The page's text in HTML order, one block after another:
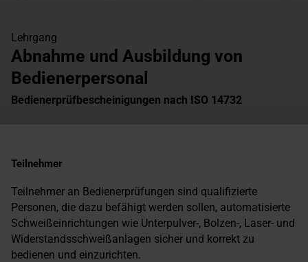
Lehrgang
Abnahme und Ausbildung von
Bedienerpersonal
Bedienerprüfbescheinigungen nach ISO 14732
Teilnehmer
Teilnehmer an Bedienerprüfungen sind qualifizierte
Personen, die dazu befähigt werden sollen, automatisierte
Schweißeinrichtungen wie Unterpulver-, Bolzen-, Laser- und
Widerstandsschweißanlagen sicher und korrekt zu
bedienen und einzurichten.